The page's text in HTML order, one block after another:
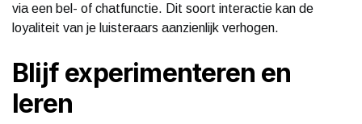
via een bel- of chatfunctie. Dit soort interactie kan de
loyaliteit van je luisteraars aanzienlijk verhogen.
Blijf experimenteren en
leren